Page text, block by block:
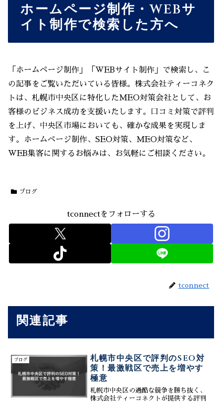
ホームページ制作・WEBサ
イト制作で検索した方へ
「ホームページ制作」「WEBサイト制作」で検索し、こ
の記事をご覧いただいている皆様。株式会社ティーコネク
トは、札幌市中央区に特化したMEO対策会社として、お
客様のビジネス成功を支援いたします。口コミ対策で評判
を上げ、中央区市場においても、確かな成果を実現しま
す。ホームページ制作、SEO対策、MEO対策など、
WEB集客に関するお悩みは、お気軽にご相談ください。
ブログ
tconnectをフォローする
tconnect
関連記事
ブログ
札幌市中央区で評判のSEO対
策！最激戦区で売上を増やす
極意
札幌市中央区の過酷な競争を勝ち抜く、
株式会社ティーコネクトが提供する評判